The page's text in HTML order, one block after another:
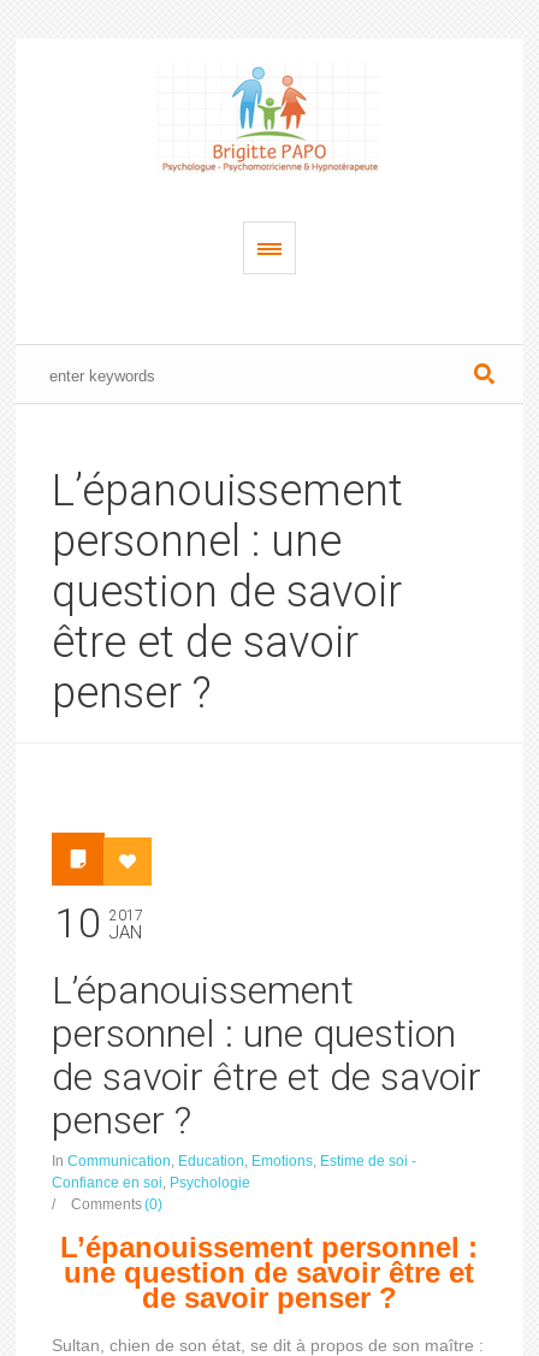
L’épanouissement
personnel : une
question de savoir
être et de savoir
penser ?
10 2017
JAN
L’épanouissement
personnel : une question
de savoir être et de savoir
penser ?
InCommunication, Education, Emotions, Estime de soi -
Confiance en soi, Psychologie
/
Comments(0)
L’épanouissement personnel :
une question de savoir être et
de savoir penser ?
Sultan, chien de son état, se dit à propos de son maître :